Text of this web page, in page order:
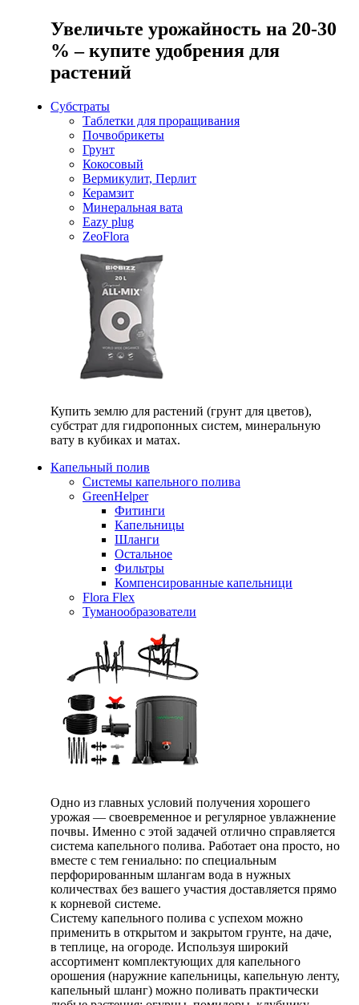
Увеличьте урожайность на 20-30
% – купите удобрения для
растений
Субстраты
Таблетки для проращивания
Почвобрикеты
Грунт
Кокосовый
Вермикулит, Перлит
Керамзит
Минеральная вата
Eazy plug
ZeoFlora
Купить землю для растений (грунт для цветов),
субстрат для гидропонных систем, минеральную
вату в кубиках и матах.
Капельный полив
Системы капельного полива
GreenHelper
Фитинги
Капельницы
Шланги
Остальное
Фильтры
Компенсированные капельници
Flora Flex
Туманообразователи
Одно из главных условий получения хорошего
урожая — своевременное и регулярное увлажнение
почвы. Именно с этой задачей отлично справляется
система капельного полива. Работает она просто, но
вместе с тем гениально: по специальным
перфорированным шлангам вода в нужных
количествах без вашего участия доставляется прямо
к корневой системе.
Систему капельного полива с успехом можно
применить в открытом и закрытом грунте, на даче,
в теплице, на огороде. Используя широкий
ассортимент комплектующих для капельного
орошения (наружние капельницы, капельную ленту,
капельный шланг) можно поливать практически